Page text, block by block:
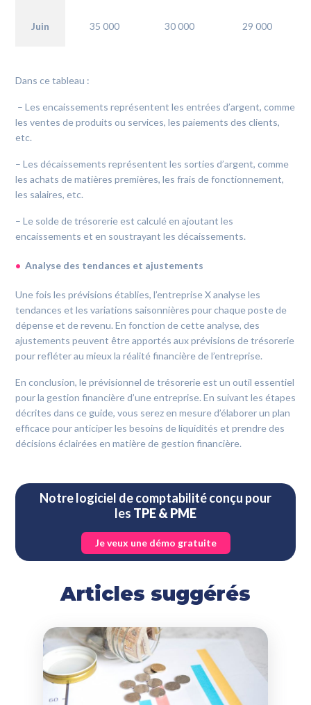
Juin 35 000 30 000 29 000
Dans ce tableau :
– Les encaissements représentent les entrées d’argent, comme
les ventes de produits ou services, les paiements des clients,
etc.
– Les décaissements représentent les sorties d’argent, comme
les achats de matières premières, les frais de fonctionnement,
les salaires, etc.
– Le solde de trésorerie est calculé en ajoutant les
encaissements et en soustrayant les décaissements.
Analyse des tendances et ajustements
Une fois les prévisions établies, l’entreprise X analyse les
tendances et les variations saisonnières pour chaque poste de
dépense et de revenu. En fonction de cette analyse, des
ajustements peuvent être apportés aux prévisions de trésorerie
pour refléter au mieux la réalité financière de l’entreprise.
En conclusion, le prévisionnel de trésorerie est un outil essentiel
pour la gestion financière d’une entreprise. En suivant les étapes
décrites dans ce guide, vous serez en mesure d’élaborer un plan
efficace pour anticiper les besoins de liquidités et prendre des
décisions éclairées en matière de gestion financière.
Notre logiciel de comptabilité conçu pour
les TPE & PME
Je veux une démo gratuite
Articles suggérés